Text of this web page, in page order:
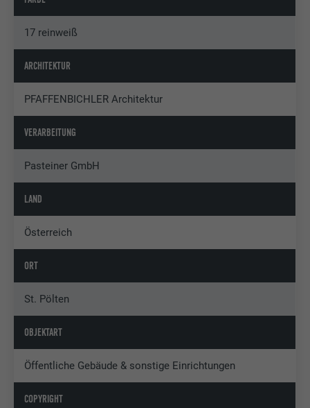
17 reinweiß
ARCHITEKTUR
PFAFFENBICHLER Architektur
VERARBEITUNG
Pasteiner GmbH
LAND
Österreich
ORT
St. Pölten
OBJEKTART
Öffentliche Gebäude & sonstige Einrichtungen
COPYRIGHT